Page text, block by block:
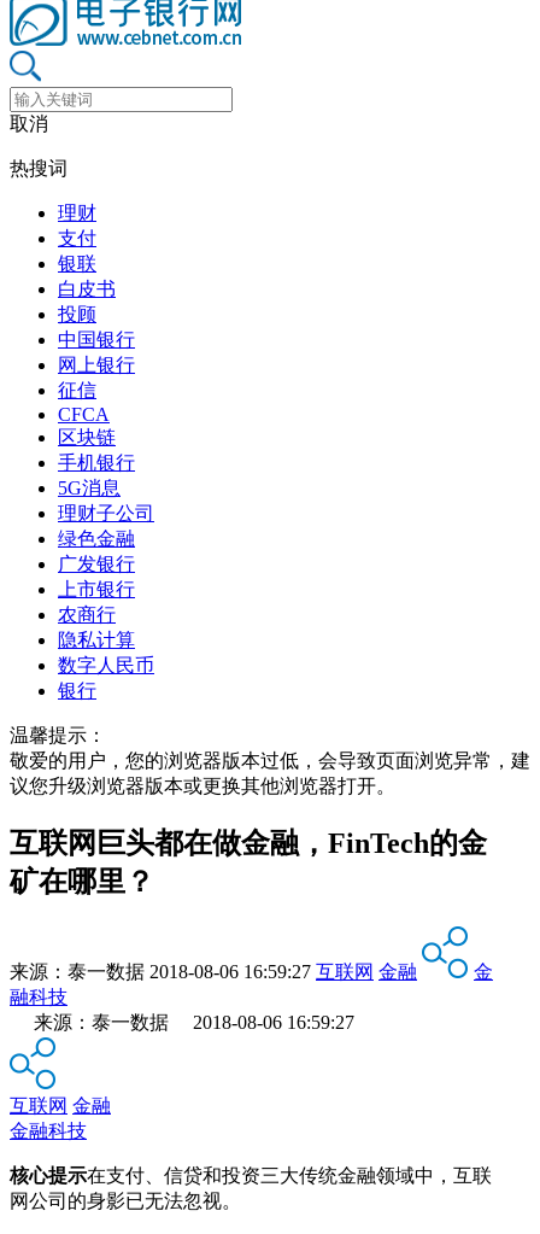
取消
热搜词
理财
支付
银联
白皮书
投顾
中国银行
网上银行
征信
CFCA
区块链
手机银行
5G消息
理财子公司
绿色金融
广发银行
上市银行
农商行
隐私计算
数字人民币
银行
温馨提示：
敬爱的用户，您的浏览器版本过低，会导致页面浏览异常，建
议您升级浏览器版本或更换其他浏览器打开。
互联网巨头都在做金融，FinTech的金
矿在哪里？
来源： 泰一数据 2018-08-06 16:59:27 互联网 金融
金
融科技
来源：泰一数据 2018-08-06 16:59:27
互联网 金融
金融科技
核心提示在支付、信贷和投资三大传统金融领域中，互联
网公司的身影已无法忽视。